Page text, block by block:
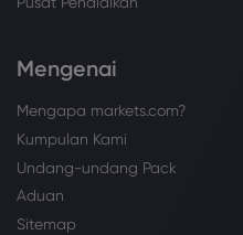
Mengenai
Mengapa markets.com?
Kumpulan Kami
Undang-undang Pack
Aduan
Sitemap